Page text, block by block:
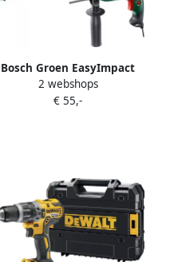
Bosch Groen EasyImpact
600 Klopboormachine | 600
W | In koffer 0603133000
2 webshops
€ 55,-